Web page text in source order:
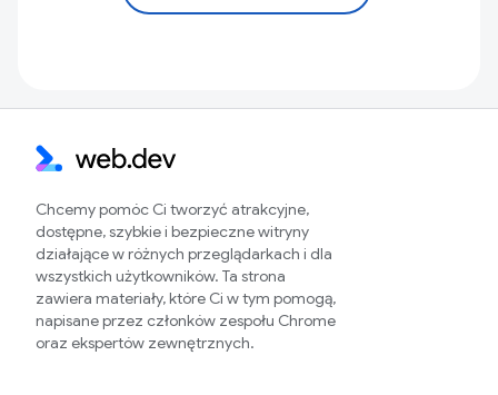
Chcemy pomóc Ci tworzyć atrakcyjne,
dostępne, szybkie i bezpieczne witryny
działające w różnych przeglądarkach i dla
wszystkich użytkowników. Ta strona
zawiera materiały, które Ci w tym pomogą,
napisane przez członków zespołu Chrome
oraz ekspertów zewnętrznych.